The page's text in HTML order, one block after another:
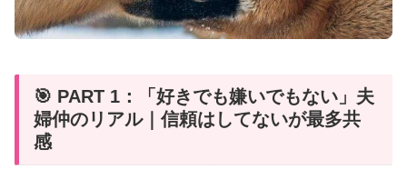
🎯 PART 1：「好きでも嫌いでもない」夫
婦仲のリアル｜信頼はしてないが最多共
感